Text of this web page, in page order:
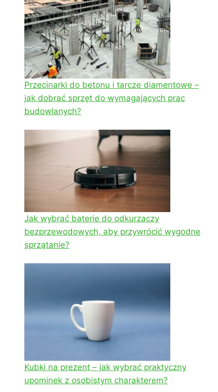
Przecinarki do betonu i tarcze diamentowe –
jak dobrać sprzęt do wymagających prac
budowlanych?
Jak wybrać baterie do odkurzaczy
bezprzewodowych, aby przywrócić wygodne
sprzątanie?
Kubki na prezent – jak wybrać praktyczny
upominek z osobistym charakterem?